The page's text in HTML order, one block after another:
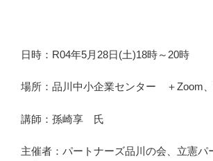
日時：R04年5月28日(土)18時～20時
場所：品川中小企業センター ＋Zoom、
講師：孫崎享 氏
主催者：パートナーズ品川の会、立憲パ